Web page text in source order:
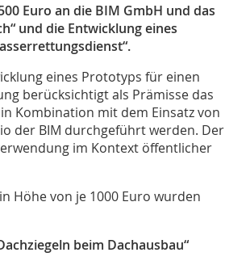
Euro an die BIM GmbH und das
und die Entwicklung eines
eines Prototyps für einen
berücksichtigt als Prämisse das
Kombination mit dem Einsatz von
der BIM durchgeführt werden. Der
im Kontext öffentlicher
Höhe von je 1000 Euro wurden
beim Dachausbau“